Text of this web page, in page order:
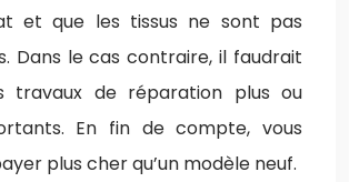
et que les tissus ne sont pas
Dans le cas contraire, il faudrait
travaux de réparation plus ou
En fin de compte, vous
plus cher qu’un modèle neuf.